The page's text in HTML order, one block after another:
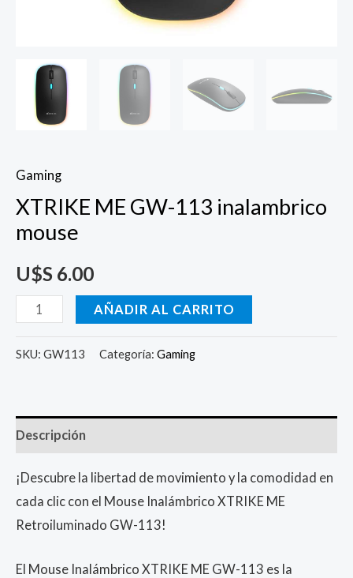
Gaming
XTRIKE ME GW-113 inalambrico
mouse
U$S 6.00
AÑADIR AL CARRITO
SKU: GW113 Categoría: Gaming
Descripción
¡Descubre la libertad de movimiento y la comodidad en
cada clic con el Mouse Inalámbrico XTRIKE ME
Retroiluminado GW-113!
El Mouse Inalámbrico XTRIKE ME GW-113 es la